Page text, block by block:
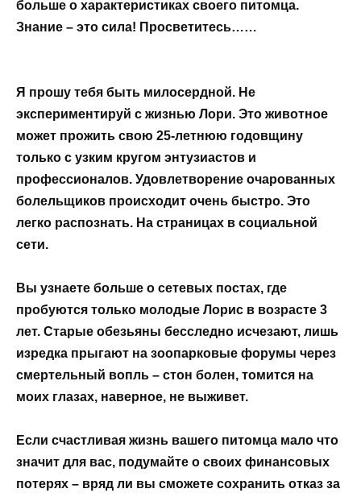
больше о характеристиках своего питомца.
Знание – это сила! Просветитесь……
Я прошу тебя быть милосердной. Не
экспериментируй с жизнью Лори. Это животное
может прожить свою 25-летнюю годовщину
только с узким кругом энтузиастов и
профессионалов. Удовлетворение очарованных
болельщиков происходит очень быстро. Это
легко распознать. На страницах в социальной
сети.
Вы узнаете больше о сетевых постах, где
пробуются только молодые Лорис в возрасте 3
лет. Старые обезьяны бесследно исчезают, лишь
изредка прыгают на зоопарковые форумы через
смертельный вопль – стон болен, томится на
моих глазах, наверное, не выживет.
Если счастливая жизнь вашего питомца мало что
значит для вас, подумайте о своих финансовых
потерях – вряд ли вы сможете сохранить отказ за